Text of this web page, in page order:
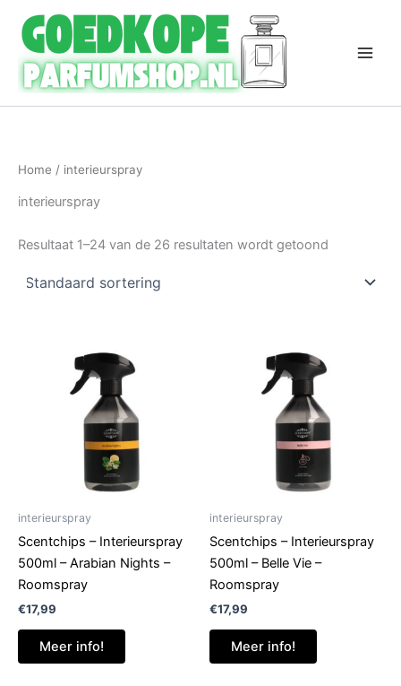
naar
inhoud
Home / interieurspray
interieurspray
Resultaat 1–24 van de 26 resultaten wordt getoond
interieurspray
Scentchips – Interieurspray
500ml – Arabian Nights –
Roomspray
€17,99
Meer info!
interieurspray
Scentchips – Interieurspray
500ml – Belle Vie –
Roomspray
€17,99
Meer info!